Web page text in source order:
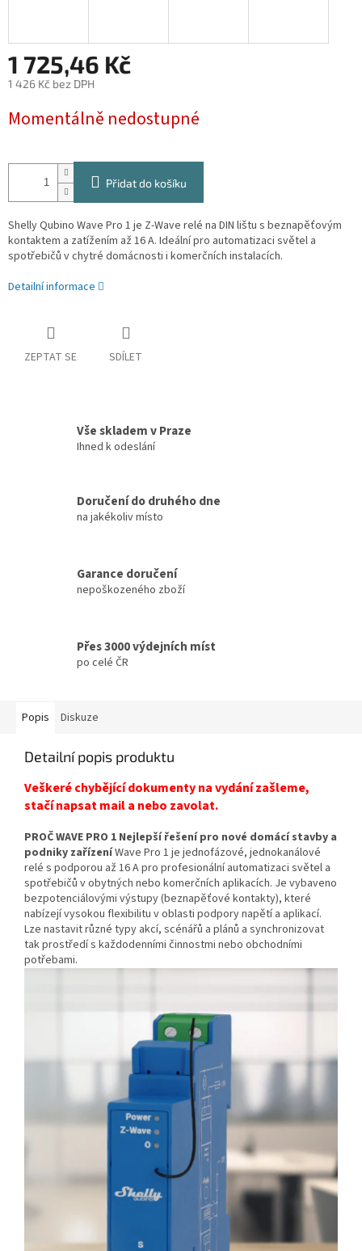
1 725,46 Kč
1 426 Kč bez DPH
cena:
Momentálně nedostupné
Přidat do košíku
Shelly Qubino Wave Pro 1 je Z-Wave relé na DIN lištu s beznapěťovým
kontaktem a zatížením až 16 A. Ideální pro automatizaci světel a
spotřebičů v chytré domácnosti i komerčních instalacích.
Detailní informace
ZEPTAT SE SDÍLET
Vše skladem v Praze
Ihned k odeslání
Doručení do druhého dne
na jakékoliv místo
Garance doručení
nepoškozeného zboží
Přes 3000 výdejních míst
po celé ČR
Popis Diskuze
Detailní popis produktu
Veškeré chybějící dokumenty na vydání zašleme,
stačí napsat mail a nebo zavolat.
PROČ WAVE PRO 1 Nejlepší řešení pro nové domácí stavby a
podniky zařízeníWave Pro 1 je jednofázové, jednokanálové
relé s podporou až 16 A pro profesionální automatizaci světel a
spotřebičů v obytných nebo komerčních aplikacích. Je vybaveno
bezpotenciálovými výstupy (beznapěťové kontakty), které
nabízejí vysokou flexibilitu v oblasti podpory napětí a aplikací.
Lze nastavit různé typy akcí, scénářů a plánů a synchronizovat
tak prostředí s každodenními činnostmi nebo obchodními
potřebami.